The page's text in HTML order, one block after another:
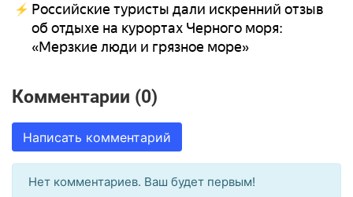
Российские туристы дали искренний отзыв
об отдыхе на курортах Черного моря:
«Мерзкие люди и грязное море»
Комментарии (0)
Написать комментарий
Нет комментариев. Ваш будет первым!